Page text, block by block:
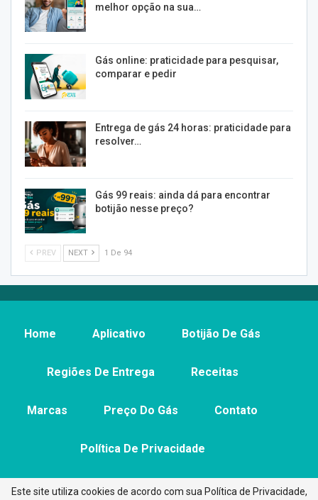
melhor opção na sua…
Gás online: praticidade para pesquisar,
comparar e pedir
Entrega de gás 24 horas: praticidade para
resolver…
Gás 99 reais: ainda dá para encontrar
botijão nesse preço?
PREV NEXT 1 De 94
Home Aplicativo Botijão De Gás
Regiões De Entrega Receitas
Marcas Preço Do Gás Contato
Política De Privacidade
Este site utiliza cookies de acordo com sua Política de Privacidade,